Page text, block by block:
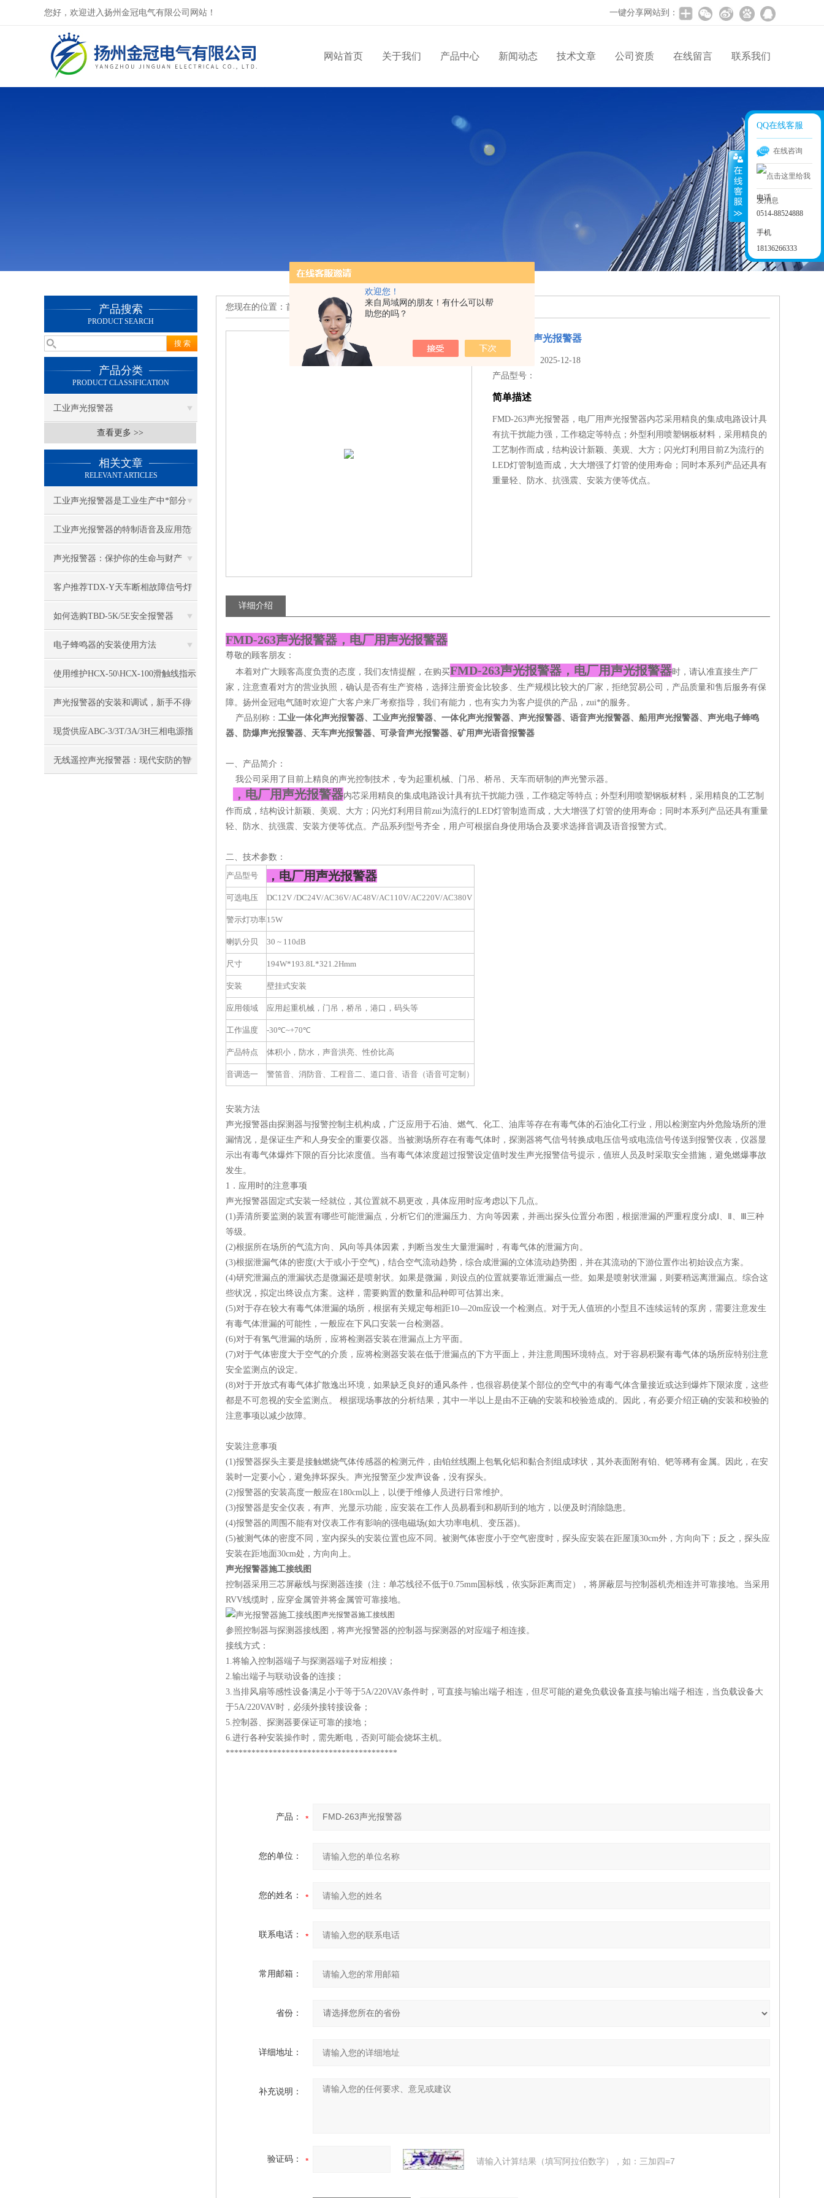
欢迎您！
来自局域网的朋友！有什么可以帮
助您的吗？
您好，欢迎进入扬州金冠电气有限公司网站！ 一键分享网站到：
网站首页 关于我们 产品中心 新闻动态 技术文章 公司资质 在线留言 联系我们
产品搜索
PRODUCT SEARCH
产品分类
PRODUCT CLASSIFICATION
工业声光报警器
查看更多 >>
相关文章
RELEVANT ARTICLES
工业声光报警器是工业生产中*部分
工业声光报警器的特制语音及应用范
围
声光报警器：保护你的生命与财产
客户推荐TDX-Y天车断相故障信号灯
如何选购TBD-5K/5E安全报警器
电子蜂鸣器的安装使用方法
使用维护HCX-50\HCX-100滑触线指示
灯
声光报警器的安装和调试，新手不得
不看！
现货供应ABC-3/3T/3A/3H三相电源指
示灯
无线遥控声光报警器：现代安防的智
您现在的位置： 首页 产品中心 >> >>工业声光报警器 >> FMD-263声光报警器
FMD-263声光报警器
更新时间： 2025-12-18
产品型号：
简单描述
FMD-263声光报警器，电厂用声光报警器内芯采用精良的集成电路设计具
有抗干扰能力强，工作稳定等特点；外型利用喷塑钢板材料，采用精良的
工艺制作而成，结构设计新颖、美观、大方；闪光灯利用目前Z为流行的
LED灯管制造而成，大大增强了灯管的使用寿命；同时本系列产品还具有
重量轻、防水、抗强震、安装方便等优点。
详细介绍
FMD-263声光报警器 ，电厂用声光报警器
尊敬的顾客朋友：
本着对广大顾客高度负责的态度，我们友情提醒，在购买FMD-263声光报警器 ，电厂用声光报警器时，请认准直接生产厂
家，注意查看对方的营业执照，确认是否有生产资格，选择注册资金比较多、生产规模比较大的厂家，拒绝贸易公司，产品质量和售后服务有保
障。扬州金冠电气随时欢迎广大客户来厂考察指导，我们有能力，也有实力为客户提供的产品，zui*的服务。
产品别称： 工业一体化声光报警器、工业声光报警器、一体化声光报警器、声光报警器、语音声光报警器、船用声光报警器、声光电子蜂鸣
器、防爆声光报警器、天车声光报警器、可录音声光报警器、矿用声光语音报警器
一、产品简介：
我公司采用了目前上精良的声光控制技术，专为起重机械、门吊、桥吊、天车而研制的声光警示器。
，电厂用声光报警器内芯采用精良的集成电路设计具有抗干扰能力强，工作稳定等特点；外型利用喷塑钢板材料，采用精良的工艺制
作而成，结构设计新颖、美观、大方；闪光灯利用目前zui为流行的LED灯管制造而成，大大增强了灯管的使用寿命；同时本系列产品还具有重量
轻、防水、抗强震、安装方便等优点。产品系列型号齐全，用户可根据自身使用场合及要求选择音调及语音报警方式。
二、技术参数：
产品型号 ，电厂用声光报警器
可选电压 DC12V /DC24V/AC36V/AC48V/AC110V/AC220V/AC380V
警示灯功率15W
喇叭分贝 30 ~ 110dB
尺寸 194W*193.8L*321.2Hmm
安装 壁挂式安装
应用领域 应用起重机械，门吊，桥吊，港口，码头等
工作温度 -30℃~+70℃
产品特点 体积小，防水，声音洪亮、性价比高
音调选一 警笛音、消防音、工程音二、道口音、语音（语音可定制）
安装方法
声光报警器由探测器与报警控制主机构成，广泛应用于石油、燃气、化工、油库等存在有毒气体的石油化工行业，用以检测室内外危险场所的泄
漏情况，是保证生产和人身安全的重要仪器。当被测场所存在有毒气体时，探测器将气信号转换成电压信号或电流信号传送到报警仪表，仪器显
示出有毒气体爆炸下限的百分比浓度值。当有毒气体浓度超过报警设定值时发生声光报警信号提示，值班人员及时采取安全措施，避免燃爆事故
发生。
1．应用时的注意事项
声光报警器固定式安装一经就位，其位置就不易更改，具体应用时应考虑以下几点。
(1)弄清所要监测的装置有哪些可能泄漏点，分析它们的泄漏压力、方向等因素，并画出探头位置分布图，根据泄漏的严重程度分成Ⅰ、Ⅱ、Ⅲ三种
等级。
(2)根据所在场所的气流方向、风向等具体因素，判断当发生大量泄漏时，有毒气体的泄漏方向。
(3)根据泄漏气体的密度(大于或小于空气)，结合空气流动趋势，综合成泄漏的立体流动趋势图，并在其流动的下游位置作出初始设点方案。
(4)研究泄漏点的泄漏状态是微漏还是喷射状。如果是微漏，则设点的位置就要靠近泄漏点一些。如果是喷射状泄漏，则要稍远离泄漏点。综合这
些状况，拟定出终设点方案。这样，需要购置的数量和品种即可估算出来。
(5)对于存在较大有毒气体泄漏的场所，根据有关规定每相距10—20m应设一个检测点。对于无人值班的小型且不连续运转的泵房，需要注意发生
有毒气体泄漏的可能性，一般应在下风口安装一台检测器。
(6)对于有氢气泄漏的场所，应将检测器安装在泄漏点上方平面。
(7)对于气体密度大于空气的介质，应将检测器安装在低于泄漏点的下方平面上，并注意周围环境特点。对于容易积聚有毒气体的场所应特别注意
安全监测点的设定。
(8)对于开放式有毒气体扩散逸出环境，如果缺乏良好的通风条件，也很容易使某个部位的空气中的有毒气体含量接近或达到爆炸下限浓度，这些
都是不可忽视的安全监测点。 根据现场事故的分析结果，其中一半以上是由不正确的安装和校验造成的。因此，有必要介绍正确的安装和校验的
注意事项以减少故障。
安装注意事项
(1)报警器探头主要是接触燃烧气体传感器的检测元件，由铂丝线圈上包氧化铝和黏合剂组成球状，其外表面附有铂、钯等稀有金属。因此，在安
装时一定要小心，避免摔坏探头。声光报警至少发声设备，没有探头。
(2)报警器的安装高度一般应在180cm以上，以便于维修人员进行日常维护。
(3)报警器是安全仪表，有声、光显示功能，应安装在工作人员易看到和易听到的地方，以便及时消除隐患。
(4)报警器的周围不能有对仪表工作有影响的强电磁场(如大功率电机、变压器)。
(5)被测气体的密度不同，室内探头的安装位置也应不同。被测气体密度小于空气密度时，探头应安装在距屋顶30cm外，方向向下；反之，探头应
安装在距地面30cm处，方向向上。
声光报警器施工接线图
控制器采用三芯屏蔽线与探测器连接（注：单芯线径不低于0.75mm国标线，依实际距离而定），将屏蔽层与控制器机壳相连并可靠接地。当采用
RVV线缆时，应穿金属管并将金属管可靠接地。
声光报警器施工接线图
参照控制器与探测器接线图，将声光报警器的控制器与探测器的对应端子相连接。
接线方式：
1.将输入控制器端子与探测器端子对应相接；
2.输出端子与联动设备的连接；
3.当排风扇等感性设备满足小于等于5A/220VAV条件时，可直接与输出端子相连，但尽可能的避免负载设备直接与输出端子相连，当负载设备大
于5A/220VAV时，必须外接转接设备；
5.控制器、探测器要保证可靠的接地；
6.进行各种安装操作时，需先断电，否则可能会烧坏主机。
****************************************
产品：
您的单位：
您的姓名：
联系电话：
常用邮箱：
省份：
详细地址：
补充说明：
验证码： 请输入计算结果（填写阿拉伯数字），如：三加四=7
QQ在线客服
在线咨询
电话
0514-88524888
手机
18136266333